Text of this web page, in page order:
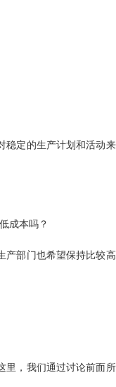
稳定的生产计划和活动
成本吗？
产部门也希望保持比较
里，我们通过讨论前面